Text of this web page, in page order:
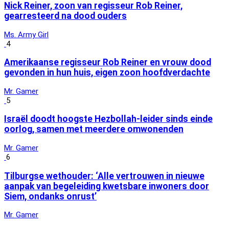
Nick Reiner, zoon van regisseur Rob Reiner,
gearresteerd na dood ouders
Ms. Army Girl
4
Amerikaanse regisseur Rob Reiner en vrouw dood
gevonden in hun huis, eigen zoon hoofdverdachte
Mr. Gamer
5
Israël doodt hoogste Hezbollah-leider sinds einde
oorlog, samen met meerdere omwonenden
Mr. Gamer
6
Tilburgse wethouder: ‘Alle vertrouwen in nieuwe
aanpak van begeleiding kwetsbare inwoners door
Siem, ondanks onrust’
Mr. Gamer